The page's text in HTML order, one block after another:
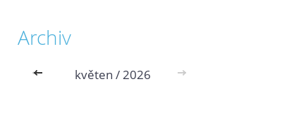
Archiv
<< květen / 2026 >>